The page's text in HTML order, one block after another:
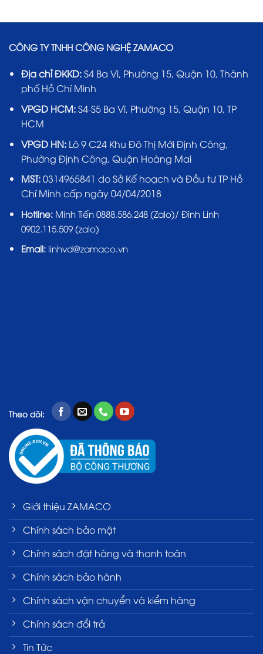
CÔNG TY TNHH CÔNG NGHỆ ZAMACO
Địa chỉ ĐKKD:S4 Ba Vì, Phường 15, Quận 10, Thành
phố Hồ Chí Minh
VPGD HCM:S4-S5 Ba Vì, Phường 15, Quận 10, TP
HCM
VPGD HN:Lô 9 C24 Khu Đô Thị Mới Định Công,
Phường Định Công, Quận Hoàng Mai
MST:0314965841 do Sở Kế hoạch và Đầu tư TP Hồ
Chí Minh cấp ngày 04/04/2018
Hotline: Minh Tiến 0888.586.248 (Zalo)/ Đình Linh
0902.115.509 (zalo)
Email:linhvd@zamaco.vn
Theo dõi:
Giới thiệu ZAMACO
Chính sách bảo mật
Chính sách đặt hàng và thanh toán
Chính sách bảo hành
Chính sách vận chuyển và kiểm hàng
Chính sách đổi trả
Tin Tức